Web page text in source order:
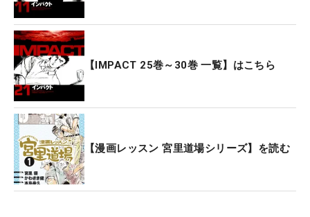
【IMPACT 25巻～30巻 一覧】はこちら
【漫画レッスン 宮里道場シリーズ】を読む